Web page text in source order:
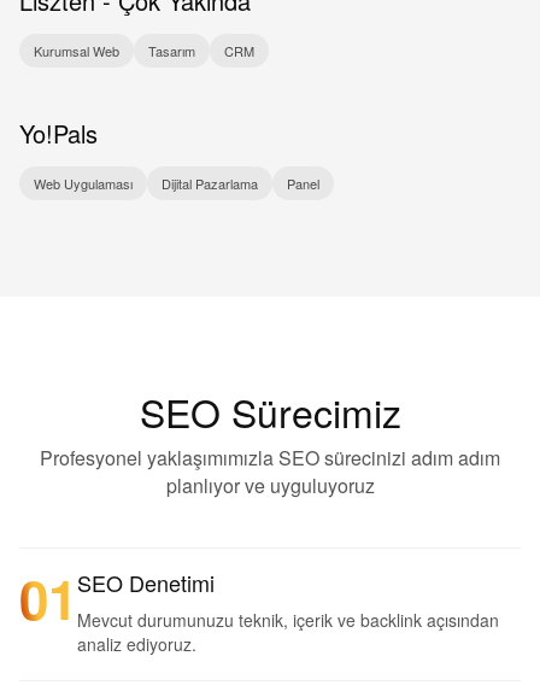
Kurumsal Web Tasarım CRM
Yo!Pals
Web Uygulaması Dijital Pazarlama Panel
SEO Sürecimiz
Profesyonel yaklaşımımızla SEO sürecinizi adım adım
planlıyor ve uyguluyoruz
01 SEO Denetimi
Mevcut durumunuzu teknik, içerik ve backlink açısından
analiz ediyoruz.